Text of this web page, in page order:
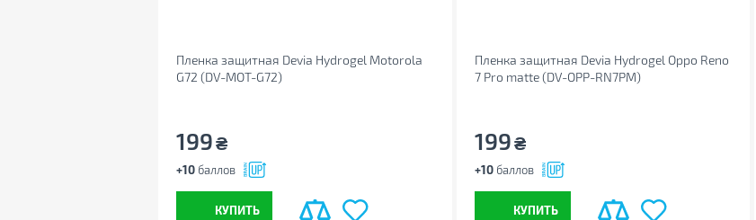
Пленка защитная Devia Hydrogel Motorola
G72 (DV-MOT-G72)
199₴
+10 баллов
КУПИТЬ
Пленка защитная Devia Hydrogel Oppo Reno
7 Pro matte (DV-OPP-RN7PM)
199₴
+10баллов
КУПИТЬ